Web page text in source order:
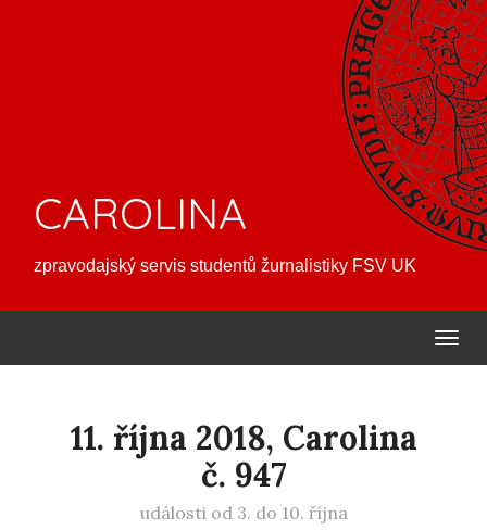
CAROLINA
zpravodajský servis studentů žurnalistiky FSV UK
11. října 2018, Carolina
č. 947
události od 3. do 10. října